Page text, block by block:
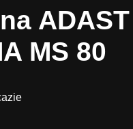
ADAST
MS 80